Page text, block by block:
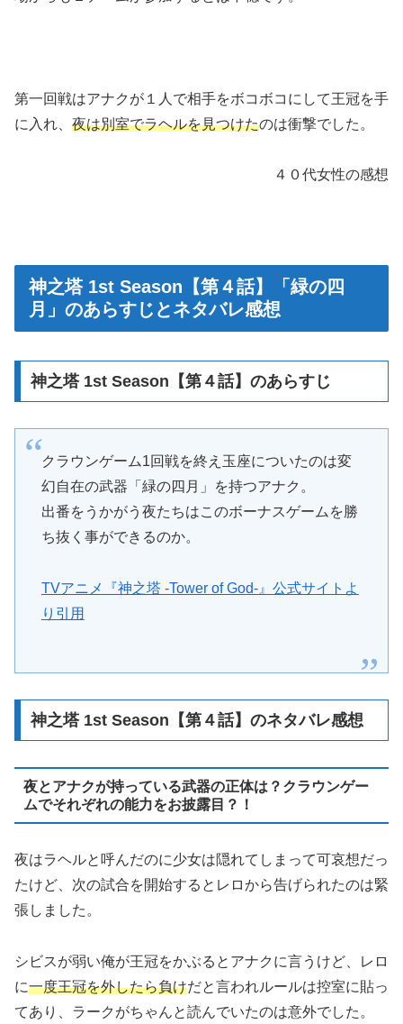
第一回戦はアナクが１人で相手をボコボコにして王冠を手
に入れ、 夜は別室でラヘルを見つけたのは衝撃でした。
４０代女性の感想
神之塔 1st Season【第４話】「緑の四
月」のあらすじとネタバレ感想
神之塔 1st Season【第４話】のあらすじ
クラウンゲーム1回戦を終え玉座についたのは変
幻自在の武器「緑の四月」を持つアナク。
出番をうかがう夜たちはこのボーナスゲームを勝
ち抜く事ができるのか。
TVアニメ『神之塔 -Tower of God-』公式サイトよ
り引用
神之塔 1st Season【第４話】のネタバレ感想
夜とアナクが持っている武器の正体は？クラウンゲー
ムでそれぞれの能力をお披露目？！
夜はラヘルと呼んだのに少女は隠れてしまって可哀想だっ
たけど、次の試合を開始するとレロから告げられたのは緊
張しました。
シビスが弱い俺が王冠をかぶるとアナクに言うけど、レロ
に一度王冠を外したら負けだと言われルールは控室に貼っ
てあり、ラークがちゃんと読んでいたのは意外でした。